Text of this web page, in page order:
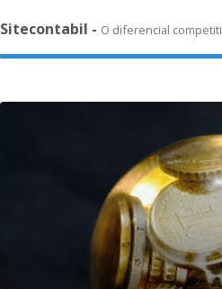
Sitecontabil - O diferencial